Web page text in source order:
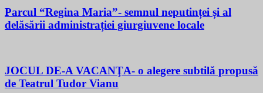
Parcul “Regina Maria”- semnul neputinței și al
delăsării administrației giurgiuvene locale
JOCUL DE-A VACANŢA- o alegere subtilă propusă
de Teatrul Tudor Vianu